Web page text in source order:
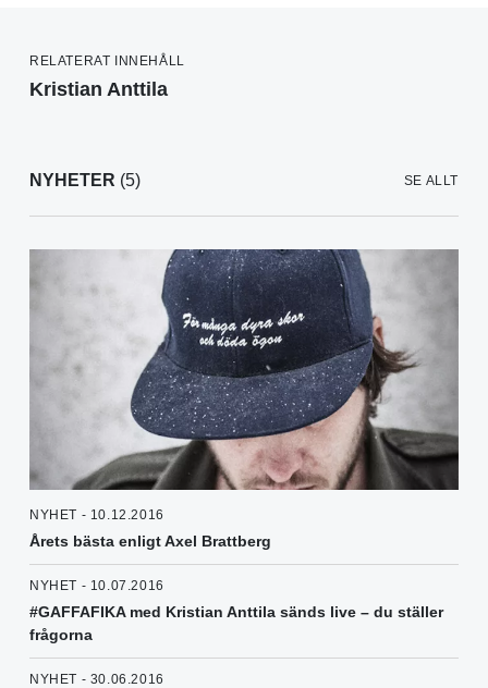
RELATERAT INNEHÅLL
Kristian Anttila
NYHETER (5) SE ALLT
NYHET - 10.12.2016
Årets bästa enligt Axel Brattberg
NYHET - 10.07.2016
#GAFFAFIKA med Kristian Anttila sänds live – du ställer
frågorna
NYHET - 30.06.2016